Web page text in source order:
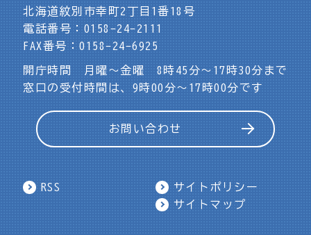
北海道紋別市幸町2丁目1番18号
電話番号：0158-24-2111
FAX番号：0158-24-6925
開庁時間 月曜～金曜 8時45分～17時30分まで
窓口の受付時間は、9時00分～17時00分です
お問い合わせ
RSS
サイトポリシー
サイトマップ